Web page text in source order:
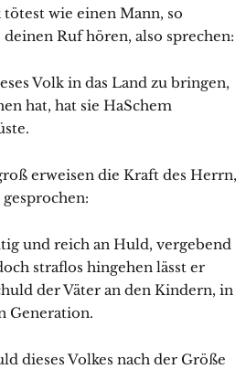
wie einen Mann, so
Ruf hören, also sprechen:
Volk in das Land zu bringen,
hat, hat sie HaSchem
erweisen die Kraft des Herrn,
und reich an Huld, vergebend
straflos hingehen lässt er
der Väter an den Kindern, in
Generation.
dieses Volkes nach der Größe